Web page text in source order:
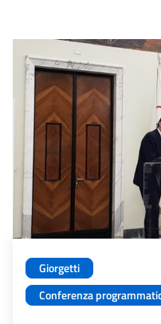
Giorgetti
Conferenza